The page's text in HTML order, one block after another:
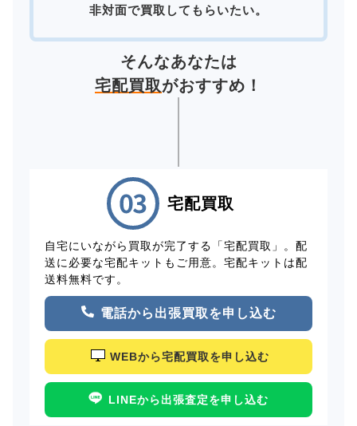
非対面で買取してもらいたい。
そんなあなたは
宅配買取がおすすめ！
宅配買取
自宅にいながら買取が完了する「宅配買取」。配
送に必要な宅配キットもご用意。宅配キットは配
送料無料です。
電話から出張買取を申し込む
WEBから宅配買取を申し込む
LINEから出張査定を申し込む